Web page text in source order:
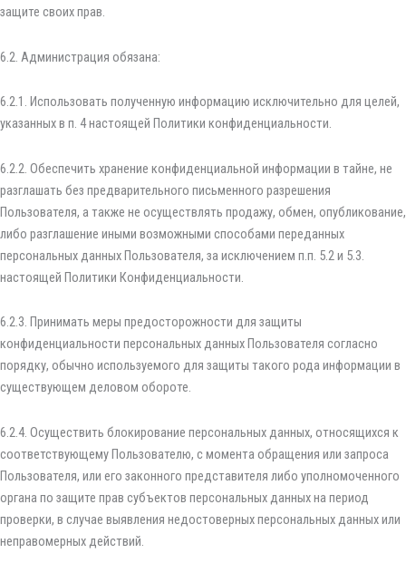
защите своих прав.
6.2. Администрация обязана:
6.2.1. Использовать полученную информацию исключительно для целей,
указанных в п. 4 настоящей Политики конфиденциальности.
6.2.2. Обеспечить хранение конфиденциальной информации в тайне, не
разглашать без предварительного письменного разрешения
Пользователя, а также не осуществлять продажу, обмен, опубликование,
либо разглашение иными возможными способами переданных
персональных данных Пользователя, за исключением п.п. 5.2 и 5.3.
настоящей Политики Конфиденциальности.
6.2.3. Принимать меры предосторожности для защиты
конфиденциальности персональных данных Пользователя согласно
порядку, обычно используемого для защиты такого рода информации в
существующем деловом обороте.
6.2.4. Осуществить блокирование персональных данных, относящихся к
соответствующему Пользователю, с момента обращения или запроса
Пользователя, или его законного представителя либо уполномоченного
органа по защите прав субъектов персональных данных на период
проверки, в случае выявления недостоверных персональных данных или
неправомерных действий.